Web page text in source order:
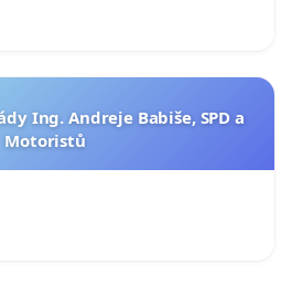
Ing. Andreje Babiše, SPD a
Motoristů